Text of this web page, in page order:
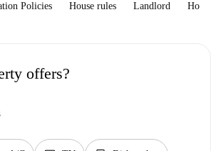
Policies House rules Landlord How
offers?